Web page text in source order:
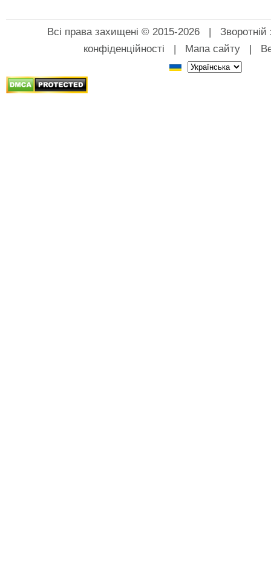
Всі права захищені © 2015-2026 | Зворотній
конфіденційності | Мапа сайту|